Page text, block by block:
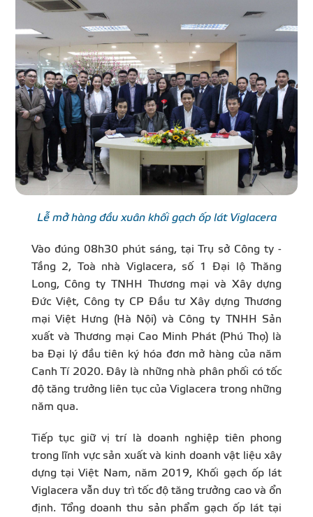
Lễ mở hàng đầu xuân khối gạch ốp lát Viglacera
Vào đúng 08h30 phút sáng, tại Trụ sở Công ty -
Tầng 2, Toà nhà Viglacera, số 1 Đại lộ Thăng
Long, Công ty TNHH Thương mại và Xây dựng
Đức Việt, Công ty CP Đầu tư Xây dựng Thương
mại Việt Hưng (Hà Nội) và Công ty TNHH Sản
xuất và Thương mại Cao Minh Phát (Phú Thọ) là
ba Đại lý đầu tiên ký hóa đơn mở hàng của năm
Canh Tí 2020. Đây là những nhà phân phối có tốc
độ tăng trưởng liên tục của Viglacera trong những
năm qua.
Tiếp tục giữ vị trí là doanh nghiệp tiên phong
trong lĩnh vực sản xuất và kinh doanh vật liệu xây
dựng tại Việt Nam, năm 2019, Khối gạch ốp lát
Viglacera vẫn duy trì tốc độ tăng trưởng cao và ổn
định. Tổng doanh thu sản phẩm gạch ốp lát tại